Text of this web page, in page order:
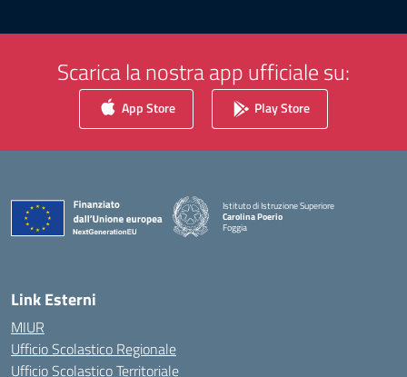
Scarica la nostra app ufficiale su:
App Store Play Store
Istituto di Istruzione Superiore
Carolina Poerio
Foggia
— Visita la pagina iniziale della scuola
Link Esterni
MIUR
Ufficio Scolastico Regionale
Ufficio Scolastico Territoriale